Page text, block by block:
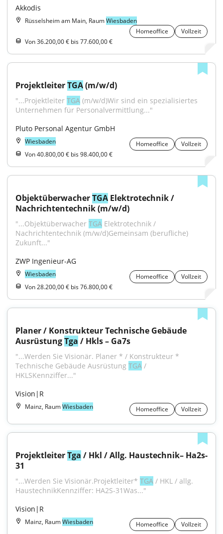
Akkodis
Rüsselsheim am Main, RaumWiesbaden
Homeoffice
Vollzeit
Von 36.200,00 € bis 77.600,00 €
Projektleiter TGA (m/w/d)
"...Projektleiter TGA (m/w/d)Wir sind ein spezialisiertes
Unternehmen für Personalvermittlung..."
Pluto Personal Agentur GmbH
Wiesbaden Homeoffice
Vollzeit
Von 40.800,00 € bis 98.400,00 €
Objektüberwacher TGA Elektrotechnik /
Nachrichtentechnik (m/w/d)
"...Objektüberwacher TGA Elektrotechnik /
Nachrichtentechnik (m/w/d)Gemeinsam (berufliche)
Zukunft..."
ZWP Ingenieur-AG
Wiesbaden Homeoffice
Vollzeit
Von 28.200,00 € bis 76.800,00 €
Planer / Konstrukteur Technische Gebäude
Ausrüstung Tga / Hkls – Ga7s
"...Werden Sie Visionär. Planer * / Konstrukteur *
Technische Gebäude Ausrüstung TGA /
HKLSKennziffer..."
Vision|R
Mainz, RaumWiesbaden Homeoffice Vollzeit
Projektleiter Tga / Hkl / Allg. Haustechnik– Ha2s-
31
"...Werden Sie Visionär.Projektleiter* TGA / HKL / allg.
HaustechnikKennziffer: HA2S-31Was..."
Vision|R
Mainz, RaumWiesbaden Homeoffice Vollzeit